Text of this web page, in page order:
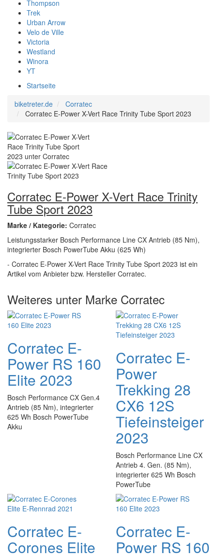
Thompson
Trek
Urban Arrow
Velo de Ville
Victoria
Westland
Winora
YT
Startseite
biketreter.de
Corratec
Corratec E-Power X-Vert Race Trinity Tube Sport 2023
Corratec E-Power X-Vert Race Trinity
Tube Sport 2023
Marke / Kategorie: Corratec
Leistungsstarker Bosch Performance Line CX Antrieb (85 Nm),
integrierter Bosch PowerTube Akku (625 Wh)
- Corratec E-Power X-Vert Race Trinity Tube Sport 2023 ist ein
Artikel vom Anbieter bzw. Hersteller Corratec.
Weiteres unter Marke Corratec
Corratec E-
Power RS 160
Elite 2023
Bosch Performance CX Gen.4
Antrieb (85 Nm), integrierter
625 Wh Bosch PowerTube
Akku
Corratec E-
Power
Trekking 28
CX6 12S
Tiefeinsteiger
2023
Bosch Performance Line CX
Antrieb 4. Gen. (85 Nm),
integrierter 625 Wh Bosch
PowerTube
Corratec E-
Corones Elite
Corratec E-
Power RS 160